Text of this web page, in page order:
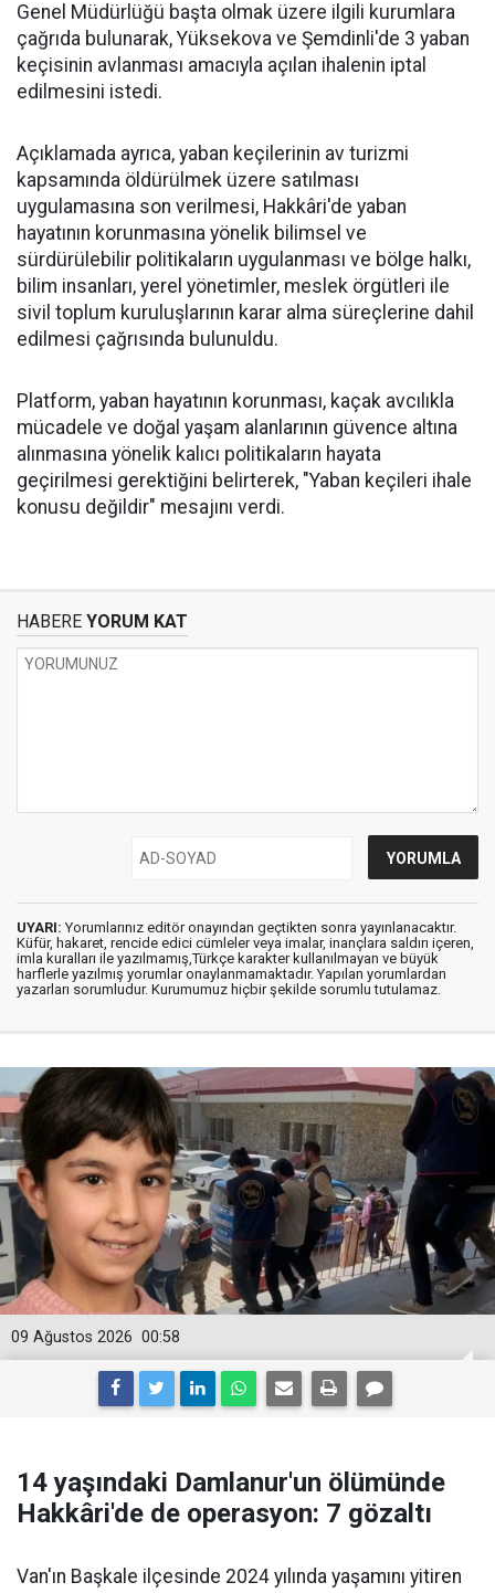
Genel Müdürlüğü başta olmak üzere ilgili kurumlara
çağrıda bulunarak, Yüksekova ve Şemdinli'de 3 yaban
keçisinin avlanması amacıyla açılan ihalenin iptal
edilmesini istedi.
Açıklamada ayrıca, yaban keçilerinin av turizmi
kapsamında öldürülmek üzere satılması
uygulamasına son verilmesi, Hakkâri'de yaban
hayatının korunmasına yönelik bilimsel ve
sürdürülebilir politikaların uygulanması ve bölge halkı,
bilim insanları, yerel yönetimler, meslek örgütleri ile
sivil toplum kuruluşlarının karar alma süreçlerine dahil
edilmesi çağrısında bulunuldu.
Platform, yaban hayatının korunması, kaçak avcılıkla
mücadele ve doğal yaşam alanlarının güvence altına
alınmasına yönelik kalıcı politikaların hayata
geçirilmesi gerektiğini belirterek, "Yaban keçileri ihale
konusu değildir" mesajını verdi.
HABERE YORUM KAT
UYARI: Yorumlarınız editör onayından geçtikten sonra yayınlanacaktır.
Küfür, hakaret, rencide edici cümleler veya imalar, inançlara saldırı içeren,
imla kuralları ile yazılmamış,Türkçe karakter kullanılmayan ve büyük
harflerle yazılmış yorumlar onaylanmamaktadır. Yapılan yorumlardan
yazarları sorumludur. Kurumumuz hiçbir şekilde sorumlu tutulamaz.
00:58
09 Ağustos 2026
14 yaşındaki Damlanur'un ölümünde
Hakkâri'de de operasyon: 7 gözaltı
Van'ın Başkale ilçesinde 2024 yılında yaşamını yitiren